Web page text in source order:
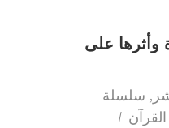
وأثرها على
, سلسلة